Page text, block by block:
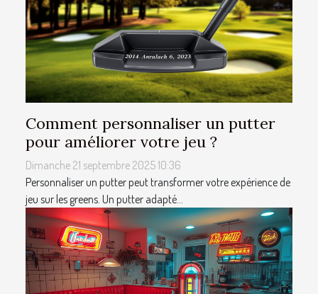
Comment personnaliser un putter
pour améliorer votre jeu ?
Dimanche 21 septembre 2025 10:36
Personnaliser un putter peut transformer votre expérience de
jeu sur les greens. Un putter adapté...